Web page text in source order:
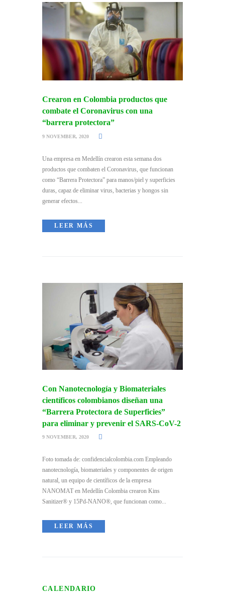
Crearon en Colombia productos que
combate el Coronavirus con una
“barrera protectora”
9 NOVEMBER, 2020
Una empresa en Medellín crearon esta semana dos
productos que combaten el Coronavirus, que funcionan
como “Barrera Protectora” para manos/piel y superficies
duras, capaz de eliminar virus, bacterias y hongos sin
generar efectos...
LEER MÁS
Con Nanotecnología y Biomateriales
científicos colombianos diseñan una
“Barrera Protectora de Superficies”
para eliminar y prevenir el SARS-CoV-2
9 NOVEMBER, 2020
Foto tomada de: confidencialcolombia.com Empleando
nanotecnología, biomateriales y componentes de origen
natural, un equipo de científicos de la empresa
NANOMAT en Medellín Colombia crearon Kins
Sanitizer® y 15Pd-NANO®, que funcionan como...
LEER MÁS
CALENDARIO